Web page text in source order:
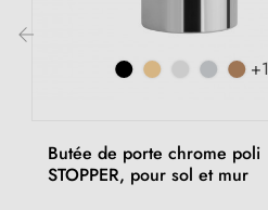
+1
Butée de porte chrome poli
STOPPER, pour sol et mur